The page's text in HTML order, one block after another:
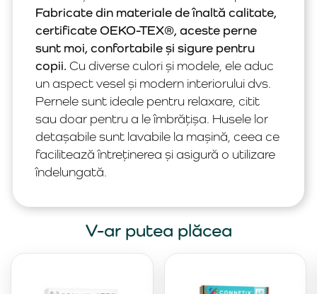
Fabricate din materiale de înaltă calitate,
certificate OEKO-TEX®, aceste perne
sunt moi, confortabile și sigure pentru
copii. Cu diverse culori și modele, ele aduc
un aspect vesel și modern interiorului dvs.
Pernele sunt ideale pentru relaxare, citit
sau doar pentru a le îmbrățișa. Husele lor
detașabile sunt lavabile la mașină, ceea ce
facilitează întreținerea și asigură o utilizare
îndelungată.
V-ar putea plăcea